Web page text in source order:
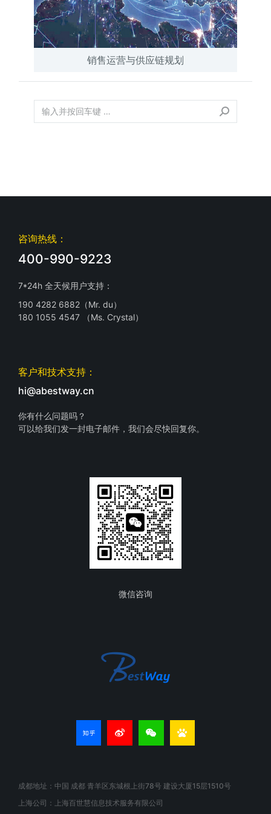
销售运营与供应链规划
咨询热线：
400-990-9223
7*24h 全天候用户支持：
190 4282 6882（Mr. du）
180 1055 4547 （Ms. Crystal）
客户和技术支持：
hi@abestway.cn
你有什么问题吗？
可以给我们发一封电子邮件，我们会尽快回复你。
微信咨询
成都地址：中国 成都 青羊区东城根上街78号 建设大厦15层1510号
上海公司：上海百世慧信息技术服务有限公司